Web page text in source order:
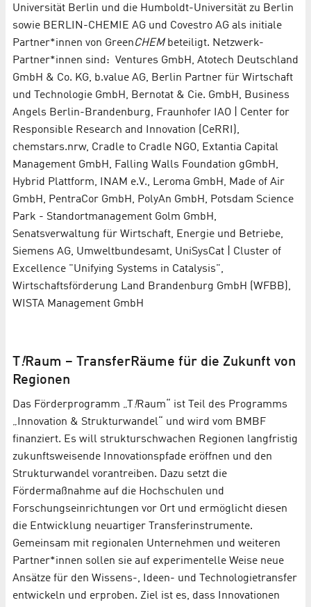
Universität Berlin und die Humboldt-Universität zu Berlin
sowie BERLIN-CHEMIE AG und Covestro AG als initiale
Partner*innen von GreenCHEMbeteiligt. Netzwerk-
Partner*innen sind: Ventures GmbH, Atotech Deutschland
GmbH & Co. KG, b.value AG, Berlin Partner für Wirtschaft
und Technologie GmbH, Bernotat & Cie. GmbH, Business
Angels Berlin-Brandenburg, Fraunhofer IAO | Center for
Responsible Research and Innovation (CeRRI),
chemstars.nrw, Cradle to Cradle NGO, Extantia Capital
Management GmbH, Falling Walls Foundation gGmbH,
Hybrid Plattform, INAM e.V., Leroma GmbH, Made of Air
GmbH, PentraCor GmbH, PolyAn GmbH, Potsdam Science
Park - Standortmanagement Golm GmbH,
Senatsverwaltung für Wirtschaft, Energie und Betriebe,
Siemens AG, Umweltbundesamt, UniSysCat | Cluster of
Excellence "Unifying Systems in Catalysis",
Wirtschaftsförderung Land Brandenburg GmbH (WFBB),
WISTA Management GmbH
T !Raum – TransferRäume für die Zukunft von
Regionen
Das Förderprogramm „T !Raum“ ist Teil des Programms
„Innovation & Strukturwandel“ und wird vom BMBF
finanziert. Es will strukturschwachen Regionen langfristig
zukunftsweisende Innovationspfade eröffnen und den
Strukturwandel vorantreiben. Dazu setzt die
Fördermaßnahme auf die Hochschulen und
Forschungseinrichtungen vor Ort und ermöglicht diesen
die Entwicklung neuartiger Transferinstrumente.
Gemeinsam mit regionalen Unternehmen und weiteren
Partner*innen sollen sie auf experimentelle Weise neue
Ansätze für den Wissens-, Ideen- und Technologietransfer
entwickeln und erproben. Ziel ist es, dass Innovationen